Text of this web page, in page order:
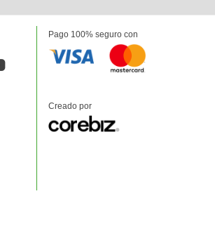
Pago 100% seguro con
Creado por